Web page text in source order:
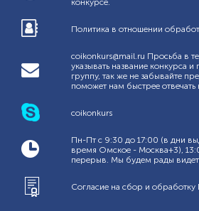
конкурсе.
Политика в отношении
coikonkurs@mail.ru Просьба в
указывать название конкурса
группу, так же не забывайте
поможет нам быстрее
coikonkurs
Пн-Пт с 9:30 до 17:00 (в дни
время Омское - Москва+3),
перерыв. Мы будем рады
Согласие на сбор и